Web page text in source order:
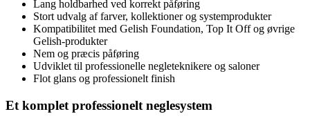
Lang holdbarhed ved korrekt påføring
Stort udvalg af farver, kollektioner og systemprodukter
Kompatibilitet med Gelish Foundation, Top It Off og øvrige
Gelish-produkter
Nem og præcis påføring
Udviklet til professionelle negleteknikere og saloner
Flot glans og professionelt finish
Et komplet professionelt neglesystem